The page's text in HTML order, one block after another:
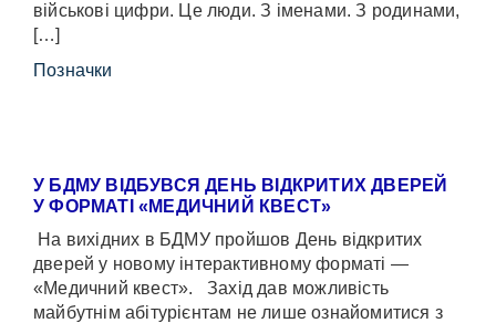
військові цифри. Це люди. З іменами. З родинами,
[…]
Позначки
У БДМУ ВІДБУВСЯ ДЕНЬ ВІДКРИТИХ ДВЕРЕЙ
У ФОРМАТІ «МЕДИЧНИЙ КВЕСТ»
На вихідних в БДМУ пройшов День відкритих
дверей у новому інтерактивному форматі —
«Медичний квест». Захід дав можливість
майбутнім абітурієнтам не лише ознайомитися з